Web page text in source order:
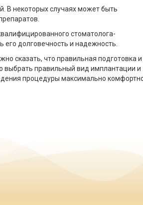
В некоторых случаях может быть
стоматолога-
долговечность и надежность.
сказать, что правильная подготовка и
правильный вид имплантации и
процедуры максимально